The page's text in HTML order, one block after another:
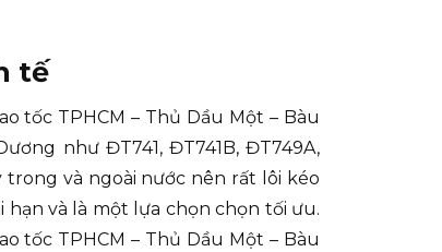
tế
tốc TPHCM – Thủ Dầu Một – Bàu
như ĐT741, ĐT741B, ĐT749A,
và ngoài nước nên rất lôi kéo
và là một lựa chọn chọn tối ưu.
tốc TPHCM – Thủ Dầu Một – Bàu